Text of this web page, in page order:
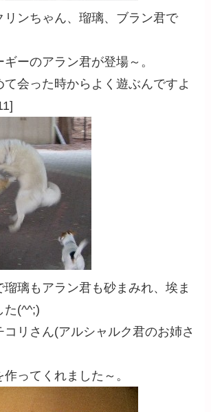
リンちゃん、瑠璃、ブラン君で
ーのアラン君が登場～。
て会った時からよく遊ぶんですよ
瑠璃もアラン君も砂まみれ、埃ま
た(^^;)
リさん(アルシャルク君のお姉さ
ってくれました～。